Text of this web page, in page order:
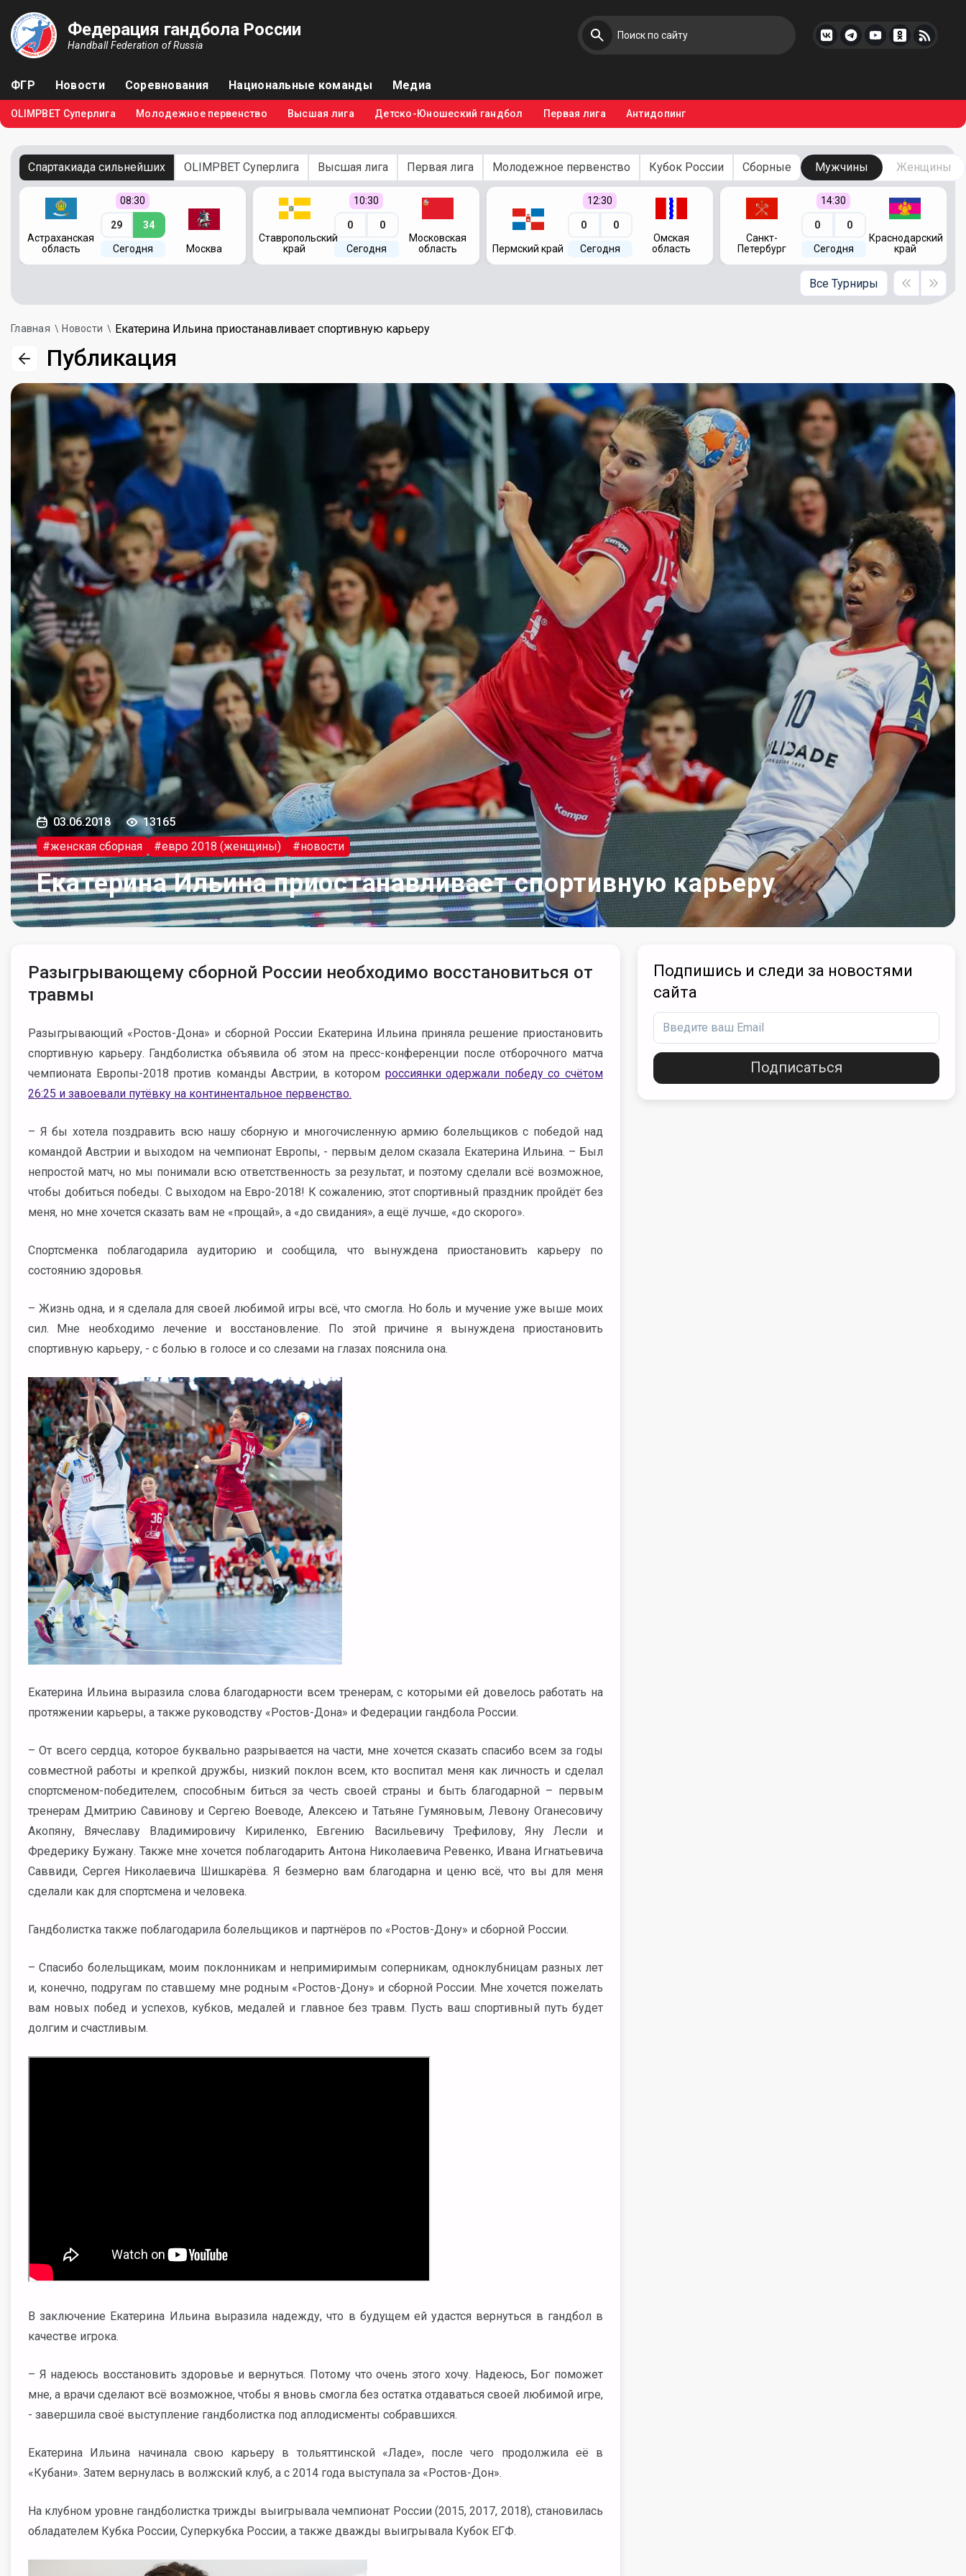
Федерация гандбола России
Handball Federation of Russia
ФГР Новости Соревнования Национальные команды Медиа
OLIMPBET Суперлига Молодежное первенство Высшая лига Детско-Юношеский гандбол Первая лига Антидопинг
Спартакиада сильнейших OLIMPBET Суперлига Высшая лига Первая лига Молодежное первенство Кубок России Сборные Мужчины Женщины
Астраханская
область
08:30
29 34
Сегодня Москва
Ставропольский
край
10:30
0 0
Сегодня
Московская
область
Пермский край
12:30
0 0
Сегодня
Омская
область
Санкт-
Петербург
14:30
0 0
Сегодня
Краснодарский
край
Все Турниры
Главная Новости Екатерина Ильина приостанавливает спортивную карьеру
Публикация
03.06.2018
13165
#женская сборная
#евро 2018 (женщины) #новости
Екатерина Ильина приостанавливает спортивную карьеру
Разыгрывающему сборной России необходимо восстановиться от
травмы
Разыгрывающий «Ростов-Дона» и сборной России Екатерина Ильина приняла решение приостановить
спортивную карьеру. Гандболистка объявила об этом на пресс-конференции после отборочного матча
чемпионата Европы-2018 против команды Австрии, в котором россиянки одержали победу со счётом
26:25 и завоевали путёвку на континентальное первенство.
– Я бы хотела поздравить всю нашу сборную и многочисленную армию болельщиков с победой над
командой Австрии и выходом на чемпионат Европы, - первым делом сказала Екатерина Ильина. – Был
непростой матч, но мы понимали всю ответственность за результат, и поэтому сделали всё возможное,
чтобы добиться победы. С выходом на Евро-2018! К сожалению, этот спортивный праздник пройдёт без
меня, но мне хочется сказать вам не «прощай», а «до свидания», а ещё лучше, «до скорого».
Спортсменка поблагодарила аудиторию и сообщила, что вынуждена приостановить карьеру по
состоянию здоровья.
– Жизнь одна, и я сделала для своей любимой игры всё, что смогла. Но боль и мучение уже выше моих
сил. Мне необходимо лечение и восстановление. По этой причине я вынуждена приостановить
спортивную карьеру, - с болью в голосе и со слезами на глазах пояснила она.
Екатерина Ильина выразила слова благодарности всем тренерам, с которыми ей довелось работать на
протяжении карьеры, а также руководству «Ростов-Дона» и Федерации гандбола России.
– От всего сердца, которое буквально разрывается на части, мне хочется сказать спасибо всем за годы
совместной работы и крепкой дружбы, низкий поклон всем, кто воспитал меня как личность и сделал
спортсменом-победителем, способным биться за честь своей страны и быть благодарной – первым
тренерам Дмитрию Савинову и Сергею Воеводе, Алексею и Татьяне Гумяновым, Левону Оганесовичу
Акопяну, Вячеславу Владимировичу Кириленко, Евгению Васильевичу Трефилову, Яну Лесли и
Фредерику Бужану. Также мне хочется поблагодарить Антона Николаевича Ревенко, Ивана Игнатьевича
Саввиди, Сергея Николаевича Шишкарёва. Я безмерно вам благодарна и ценю всё, что вы для меня
сделали как для спортсмена и человека.
Гандболистка также поблагодарила болельщиков и партнёров по «Ростов-Дону» и сборной России.
– Спасибо болельщикам, моим поклонникам и непримиримым соперникам, одноклубницам разных лет
и, конечно, подругам по ставшему мне родным «Ростов-Дону» и сборной России. Мне хочется пожелать
вам новых побед и успехов, кубков, медалей и главное без травм. Пусть ваш спортивный путь будет
долгим и счастливым.
В заключение Екатерина Ильина выразила надежду, что в будущем ей удастся вернуться в гандбол в
качестве игрока.
– Я надеюсь восстановить здоровье и вернуться. Потому что очень этого хочу. Надеюсь, Бог поможет
мне, а врачи сделают всё возможное, чтобы я вновь смогла без остатка отдаваться своей любимой игре,
- завершила своё выступление гандболистка под аплодисменты собравшихся.
Екатерина Ильина начинала свою карьеру в тольяттинской «Ладе», после чего продолжила её в
«Кубани». Затем вернулась в волжский клуб, а с 2014 года выступала за «Ростов-Дон».
На клубном уровне гандболистка трижды выигрывала чемпионат России (2015, 2017, 2018), становилась
обладателем Кубка России, Суперкубка России, а также дважды выигрывала Кубок ЕГФ.
Подпишись и следи за новостями
сайта
Подписаться